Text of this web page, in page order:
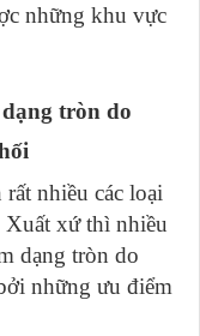
những khu vực
tròn do
nhiều các loại
Xuất xứ thì nhiều
dạng tròn do
những ưu điểm